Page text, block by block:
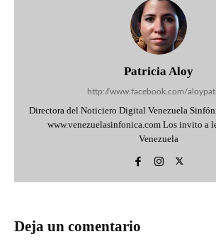
Patricia Aloy
http://www.facebook.com/
Directora del Noticiero Digital Venezuela
www.venezuelasinfonica.com Los invito a
Venezuela
Deja un comentario